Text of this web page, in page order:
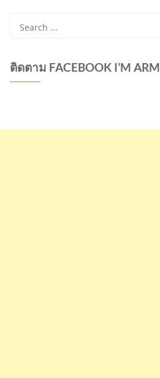
ติดตาม FACEBOOK I’M ARM